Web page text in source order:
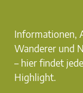
Informationen,
Wanderer und
– hier findet
Highlight.